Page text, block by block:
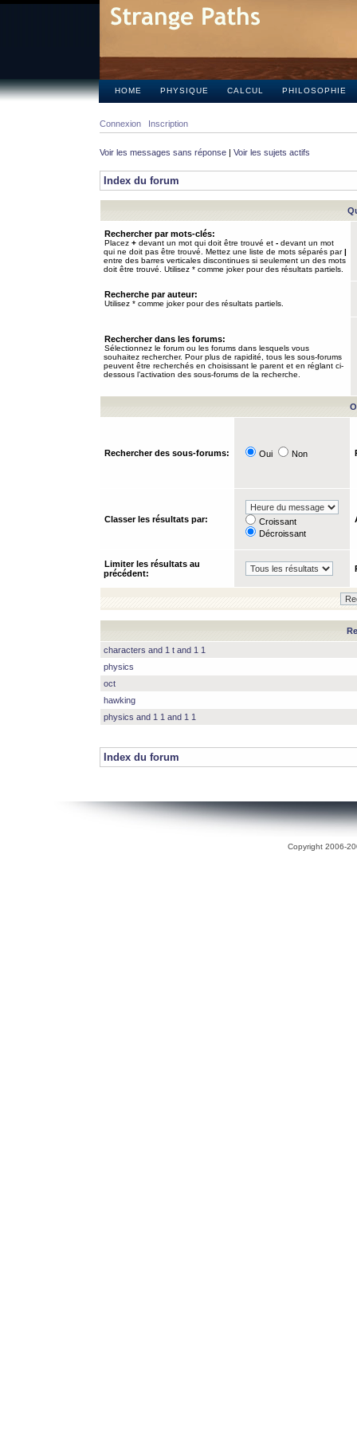
HOME PHYSIQUE CALCUL PHILOSOPHIE
Connexion Inscription
Voir les messages sans réponse | Voir les sujets actifs
Index du forum
Rechercher par mots-clés:
Placez + devant un mot qui doit être trouvé et - devant un mot
qui ne doit pas être trouvé. Mettez une liste de mots séparés par|
entre des barres verticales discontinues si seulement un des mots
doit être trouvé. Utilisez * comme joker pour des résultats partiels.
Recherche par auteur:
Utilisez * comme joker pour des résultats partiels.
Rechercher dans les forums:
Sélectionnez le forum ou les forums dans lesquels vous
souhaitez rechercher. Pour plus de rapidité, tous les sous-forums
peuvent être recherchés en choisissant le parent et en réglant ci-
dessous l’activation des sous-forums de la recherche.
Rechercher des sous-forums: Oui Non
Classer les résultats par:
Croissant
Décroissant
Limiter les résultats au
précédent:
characters and 1 t and 1 1
physics
oct
hawking
physics and 1 1 and 1 1
Index du forum
Copyright 2006-